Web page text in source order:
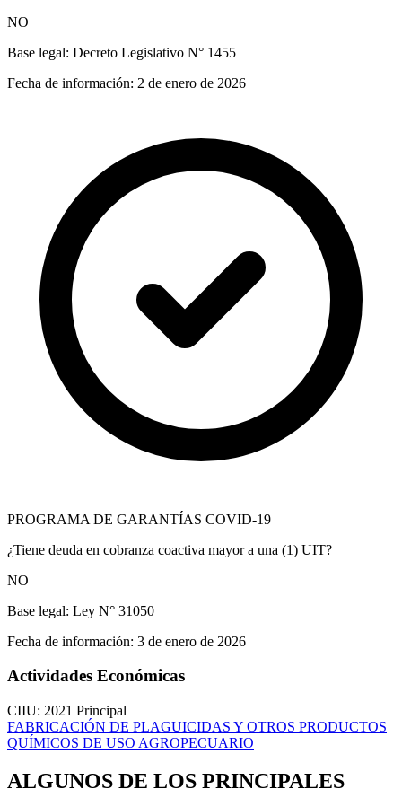
NO
Base legal: Decreto Legislativo N° 1455
Fecha de información: 2 de enero de 2026
PROGRAMA DE GARANTÍAS COVID-19
¿Tiene deuda en cobranza coactiva mayor a una (1) UIT?
NO
Base legal: Ley N° 31050
Fecha de información: 3 de enero de 2026
Actividades Económicas
CIIU: 2021 Principal
FABRICACIÓN DE PLAGUICIDAS Y OTROS PRODUCTOS
QUÍMICOS DE USO AGROPECUARIO
ALGUNOS DE LOS PRINCIPALES